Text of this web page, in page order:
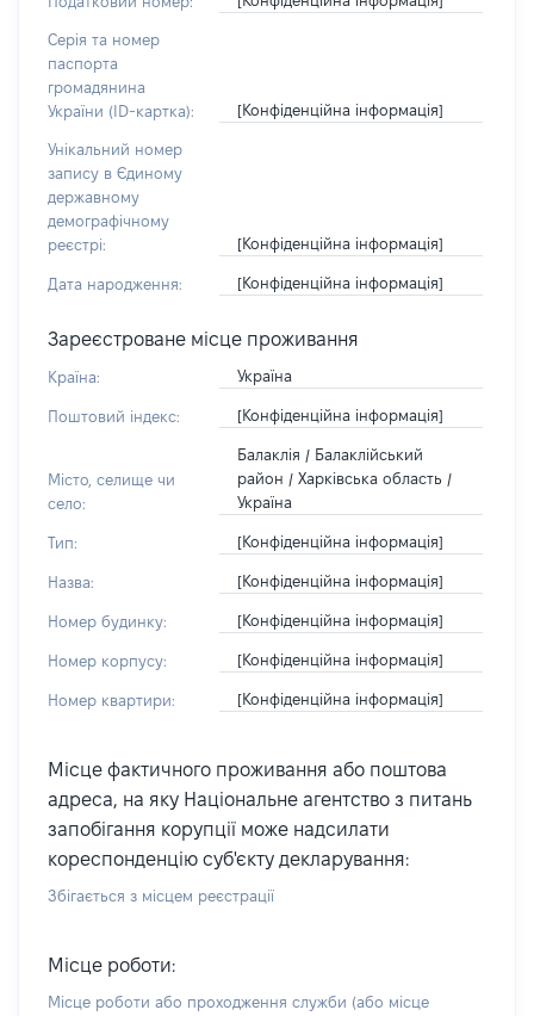
Серія та номер
паспорта
громадянина
України (ID-картка):
[Конфіденційна інформація]
Унікальний номер
запису в Єдиному
державному
демографічному
реєстрі:
[Конфіденційна інформація]
Дата народження: [Конфіденційна інформація]
Зареєстроване місце проживання
Країна: Україна
Поштовий індекс: [Конфіденційна інформація]
Місто, селище чи
село:
Балаклія / Балаклійський
район / Харківська область /
Україна
Тип: [Конфіденційна інформація]
Назва: [Конфіденційна інформація]
Номер будинку: [Конфіденційна інформація]
Номер корпусу: [Конфіденційна інформація]
Номер квартири: [Конфіденційна інформація]
Місце фактичного проживання або поштова
адреса, на яку Національне агентство з питань
запобігання корупції може надсилати
кореспонденцію суб'єкту декларування:
Збігається з місцем реєстрації
Місце роботи:
Місце роботи або проходження служби (або місце